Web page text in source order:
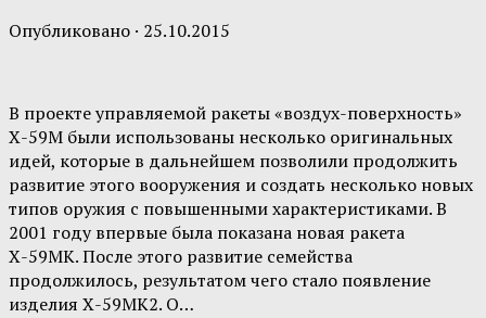
Опубликовано · 25.10.2015
В проекте управляемой ракеты «воздух-поверхность»
Х-59М были использованы несколько оригинальных
идей, которые в дальнейшем позволили продолжить
развитие этого вооружения и создать несколько новых
типов оружия с повышенными характеристиками. В
2001 году впервые была показана новая ракета
Х-59МК. После этого развитие семейства
продолжилось, результатом чего стало появление
изделия Х-59МК2. О…